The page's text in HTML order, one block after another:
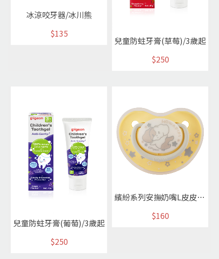
冰涼咬牙器/冰川熊
$135
兒童防蛀牙膏(草莓)/3歲起
$250
兒童防蛀牙膏(葡萄)/3歲起
$250
繽紛系列安撫奶嘴L皮皮狗黃
$160